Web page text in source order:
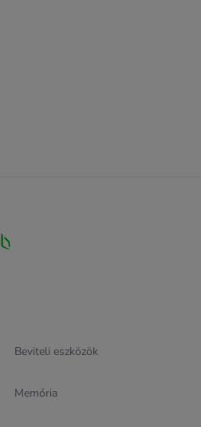
Beviteli eszközök
Memória